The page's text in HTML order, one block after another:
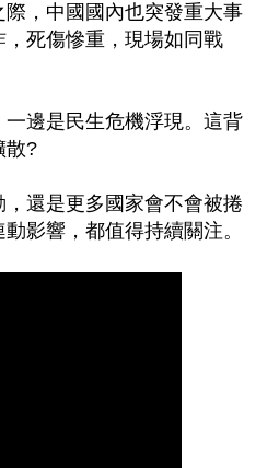
，中國國內也突發重大事
死傷慘重，現場如同戰
邊是民生危機浮現。這背
散?
還是更多國家會不會被捲